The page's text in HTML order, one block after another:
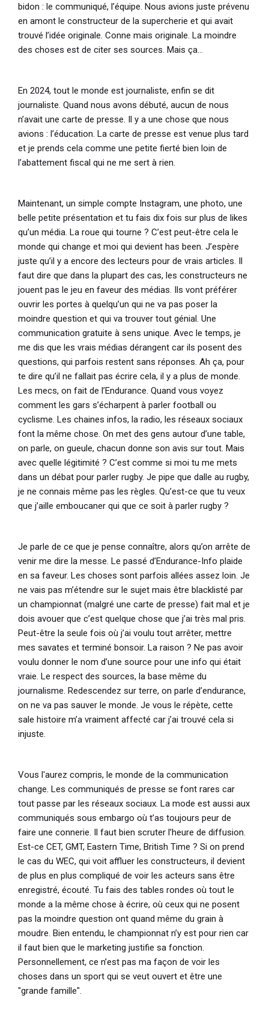
bidon : le communiqué, l’équipe. Nous avions juste prévenu
en amont le constructeur de la supercherie et qui avait
trouvé l’idée originale. Conne mais originale. La moindre
des choses est de citer ses sources. Mais ça…
En 2024, tout le monde est journaliste, enfin se dit
journaliste. Quand nous avons débuté, aucun de nous
n’avait une carte de presse. Il y a une chose que nous
avions : l’éducation. La carte de presse est venue plus tard
et je prends cela comme une petite fierté bien loin de
l’abattement fiscal qui ne me sert à rien.
Maintenant, un simple compte Instagram, une photo, une
belle petite présentation et tu fais dix fois sur plus de likes
qu’un média. La roue qui tourne ? C’est peut-être cela le
monde qui change et moi qui devient has been. J’espère
juste qu’il y a encore des lecteurs pour de vrais articles. Il
faut dire que dans la plupart des cas, les constructeurs ne
jouent pas le jeu en faveur des médias. Ils vont préférer
ouvrir les portes à quelqu’un qui ne va pas poser la
moindre question et qui va trouver tout génial. Une
communication gratuite à sens unique. Avec le temps, je
me dis que les vrais médias dérangent car ils posent des
questions, qui parfois restent sans réponses. Ah ça, pour
te dire qu’il ne fallait pas écrire cela, il y a plus de monde.
Les mecs, on fait de l’Endurance. Quand vous voyez
comment les gars s’écharpent à parler football ou
cyclisme. Les chaines infos, la radio, les réseaux sociaux
font la même chose. On met des gens autour d’une table,
on parle, on gueule, chacun donne son avis sur tout. Mais
avec quelle légitimité ? C’est comme si moi tu me mets
dans un débat pour parler rugby. Je pipe que dalle au rugby,
je ne connais même pas les règles. Qu’est-ce que tu veux
que j’aille emboucaner qui que ce soit à parler rugby ?
Je parle de ce que je pense connaître, alors qu’on arrête de
venir me dire la messe. Le passé d’Endurance-Info plaide
en sa faveur. Les choses sont parfois allées assez loin. Je
ne vais pas m’étendre sur le sujet mais être blacklisté par
un championnat (malgré une carte de presse) fait mal et je
dois avouer que c’est quelque chose que j’ai très mal pris.
Peut-être la seule fois où j’ai voulu tout arrêter, mettre
mes savates et terminé bonsoir. La raison ? Ne pas avoir
voulu donner le nom d’une source pour une info qui était
vraie. Le respect des sources, la base même du
journalisme. Redescendez sur terre, on parle d’endurance,
on ne va pas sauver le monde. Je vous le répète, cette
sale histoire m’a vraiment affecté car j’ai trouvé cela si
injuste.
Vous l'aurez compris, le monde de la communication
change. Les communiqués de presse se font rares car
tout passe par les réseaux sociaux. La mode est aussi aux
communiqués sous embargo où t’as toujours peur de
faire une connerie. Il faut bien scruter l’heure de diffusion.
Est-ce CET, GMT, Eastern Time, British Time ? Si on prend
le cas du WEC, qui voit affluer les constructeurs, il devient
de plus en plus compliqué de voir les acteurs sans être
enregistré, écouté. Tu fais des tables rondes où tout le
monde a la même chose à écrire, où ceux qui ne posent
pas la moindre question ont quand même du grain à
moudre. Bien entendu, le championnat n’y est pour rien car
il faut bien que le marketing justifie sa fonction.
Personnellement, ce n’est pas ma façon de voir les
choses dans un sport qui se veut ouvert et être une
"grande famille".